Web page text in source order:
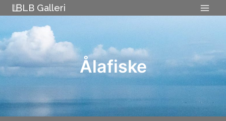
Skip
to
content
LB Galleri
Ålafiske